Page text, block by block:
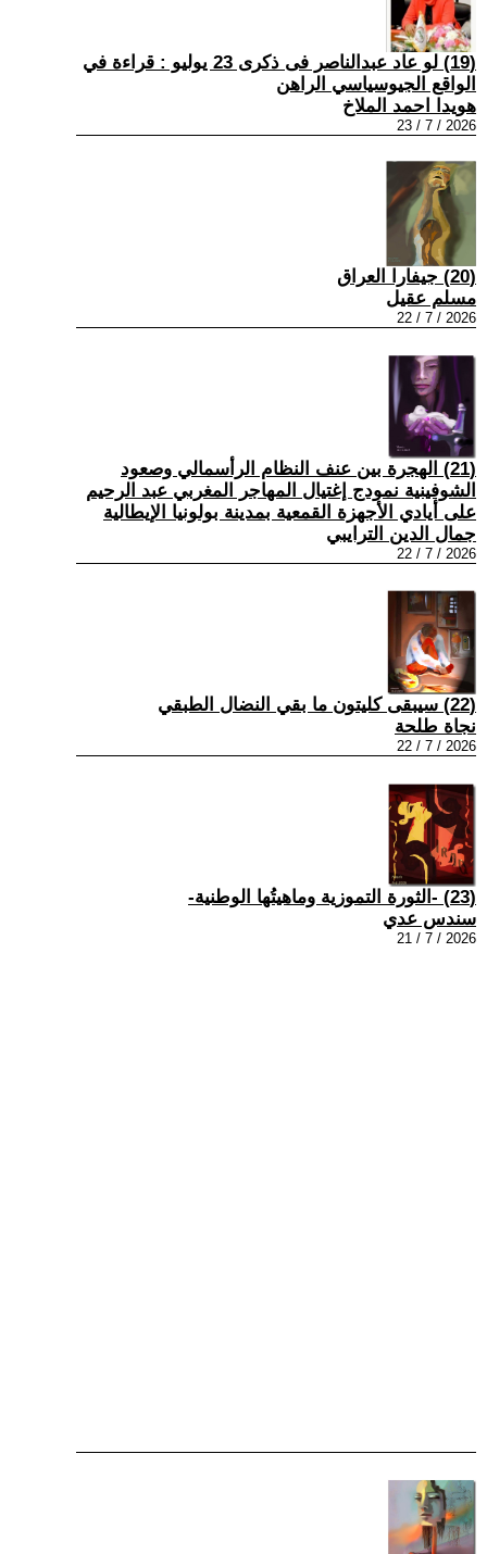
(19) لو عاد عبدالناصر فى ذكرى 23 يوليو : قراءة في
الواقع الجيوسياسي الراهن
هويدا احمد الملاخ
2026 / 7 / 23
(20) جيفارا العراق
مسلم عقيل
2026 / 7 / 22
(21) الهجرة بين عنف النظام الرأسمالي وصعود
الشوفينية نمودج إغتيال المهاجر المغربي عبد الرحيم
على أيادي الأجهزة القمعية بمدينة بولونيا الإيطالية
جمال الدين الترايبي
2026 / 7 / 22
(22) سيبقى كليتون ما بقي النضال الطبقي
نجاة طلحة
2026 / 7 / 22
(23) -الثورة التموزية وماهيتُها الوطنية-
سندس عدي
2026 / 7 / 21